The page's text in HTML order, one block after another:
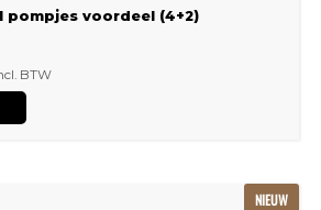
pompjes voordeel (4+2)
BTW
NIEUW